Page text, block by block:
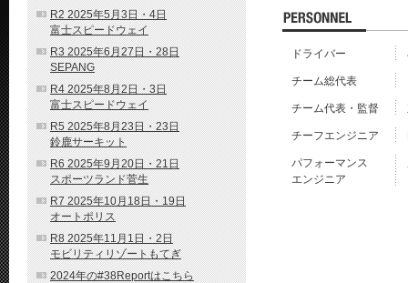
R2 2025年5月3日・4日
富士スピードウェイ
R3 2025年6月27日・28日
SEPANG
R4 2025年8月2日・3日
富士スピードウェイ
R5 2025年8月23日・23日
鈴鹿サーキット
R6 2025年9月20日・21日
スポーツランド菅生
R7 2025年10月18日・19日
オートポリス
R8 2025年11月1日・2日
モビリティリゾートもてぎ
2024年の#38Reportはこちら
ドライバー
チーム総代表
チーム代表・監督
チーフエンジニア
パフォーマンス
エンジニア